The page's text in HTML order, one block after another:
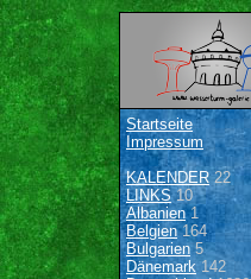
Startseite
Impressum
KALENDER22
LINKS10
Albanien1
Belgien164
Bulgarien 5
Dänemark142